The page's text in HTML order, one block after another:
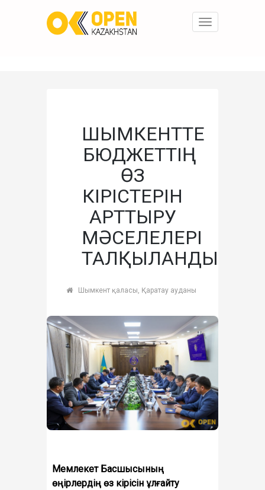
Toggle
ШЫМКЕНТТЕ
БЮДЖЕТТІҢ
ӨЗ
КІРІСТЕРІН
АРТТЫРУ
МӘСЕЛЕЛЕРІ
ТАЛҚЫЛАНДЫ
Шымкент қаласы, Қаратау ауданы
Мемлекет Басшысының
өңірлердің өз кірісін ұлғайту